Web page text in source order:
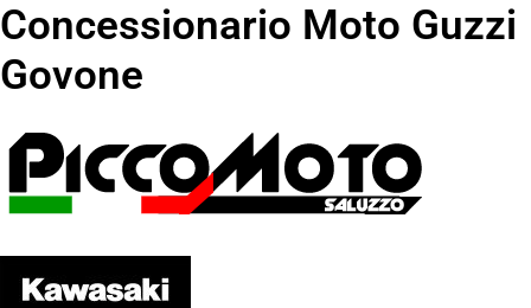
Concessionario Moto Guzzi
Govone